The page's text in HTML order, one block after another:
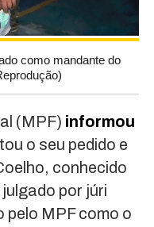
como mandante do
(MPF) informou
o seu pedido e
conhecido
julgado por júri
pelo MPF como o